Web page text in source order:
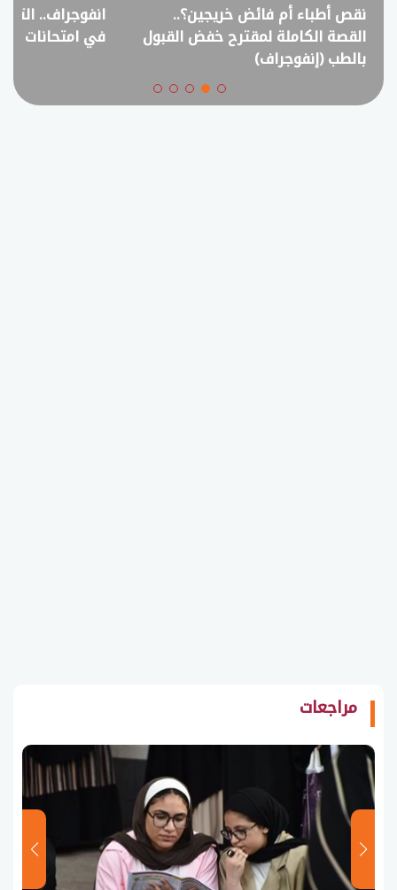
نقص أطباء أم فائض خريجين؟..
القصة الكاملة لمقترح خفض القبول
بالطب (إنفوجراف)
انفوجراف..
في امتحانات
مراجعات